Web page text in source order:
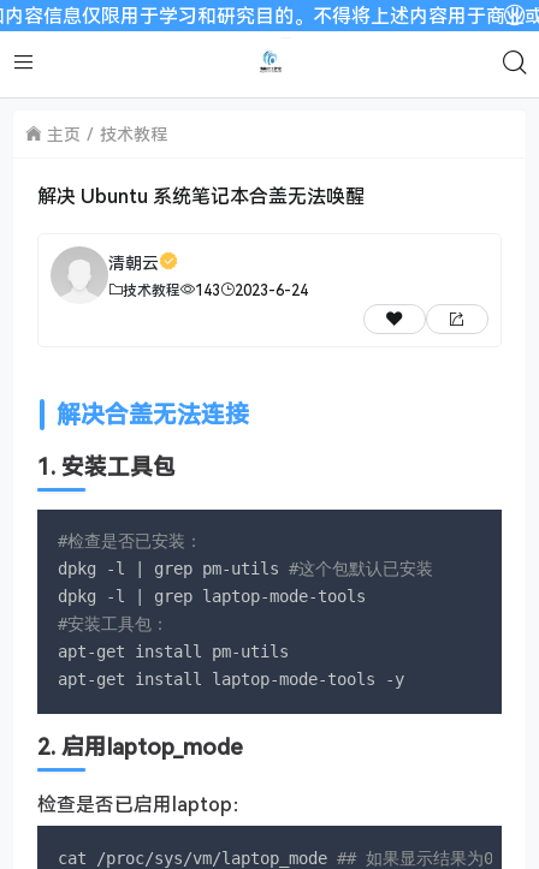
信息仅限用于学习和研究目的。不得将上述内容用于商业
主页 技术教程
解决 Ubuntu 系统笔记本合盖无法唤醒
清朝云
技术教程 143 2023-6-24
解决合盖无法连接
1. 安装工具包
#检查是否已安装：
dpkg -l | grep pm-utils #这个包默认已安装
#安装工具包：
apt-get install pm-utils
apt-get install laptop-mode-tools -y
2. 启用laptop_mode
检查是否已启用laptop：
cat /proc/sys/vm/laptop_mode ## 如果显示结果为0，则